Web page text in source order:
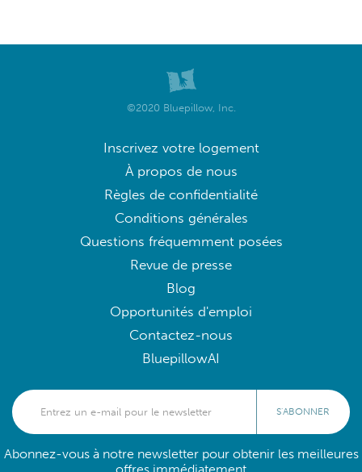
©2020 Bluepillow, Inc.
Inscrivez votre logement
À propos de nous
Règles de confidentialité
Conditions générales
Questions fréquemment posées
Revue de presse
Blog
Opportunités d'emploi
Contactez-nous
BluepillowAI
S'ABONNER
Abonnez-vous à notre newsletter pour obtenir les meilleures
offres immédiatement